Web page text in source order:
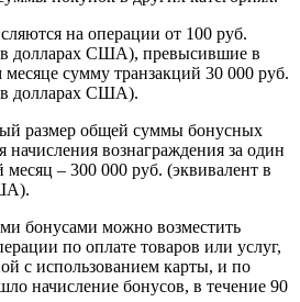
на операции от 100 руб.
в долларах США), превысившие в
месяце сумму транзакций 30 000 руб.
в долларах США).
размер общей суммы бонусных
начисления вознаграждения за один
месяц – 300 000 руб. (эквивалент в
бонусами можно возместить
по оплате товаров или услуг,
с использованием карты, и по
начисление бонусов, в течение 90